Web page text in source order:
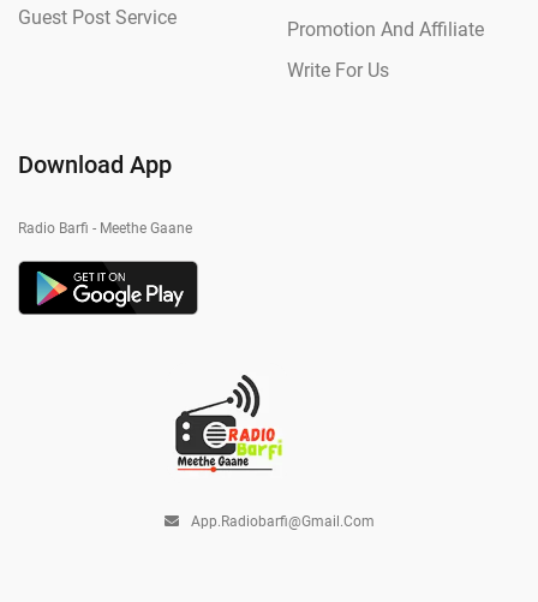
Guest Post Service
Promotion And Affiliate
Write For Us
Download App
Radio Barfi - Meethe Gaane
App.radiobarfi@gmail.com